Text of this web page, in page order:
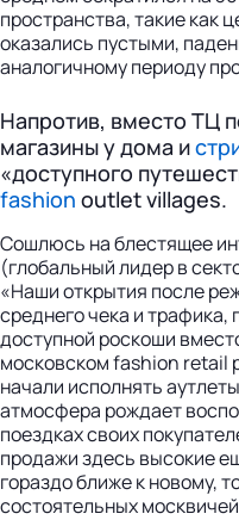
пространства, такие как
оказались пустыми,
аналогичному периоду
Напротив, вместо ТЦ
магазины у дома и
«доступного
fashion outlet villages.
Сошлюсь на блестящее
(глобальный лидер в
«Наши открытия после
среднего чека и трафика,
доступной роскоши
московском fashion retail
начали исполнять
атмосфера рождает
поездках своих
продажи здесь высокие
гораздо ближе к новому,
состоятельных